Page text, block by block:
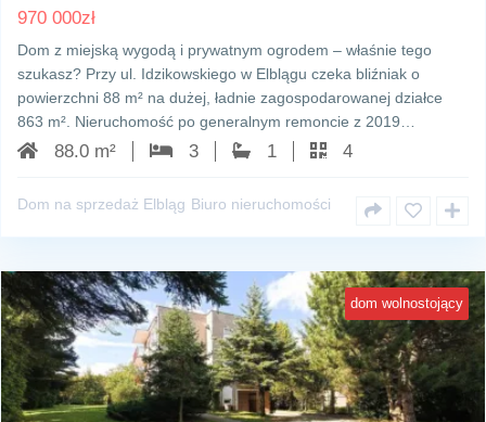
970 000zł
Dom z miejską wygodą i prywatnym ogrodem – właśnie tego
szukasz? Przy ul. Idzikowskiego w Elblągu czeka bliźniak o
powierzchni 88 m² na dużej, ładnie zagospodarowanej działce
863 m². Nieruchomość po generalnym remoncie z 2019…
88.0 m² 3 1 4
Dom na sprzedaż Elbląg Biuro nieruchomości
dom wolnostojący